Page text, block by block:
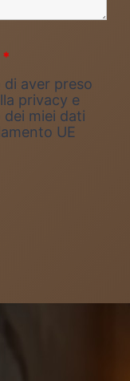
*
aver preso
privacy e
miei dati
UE